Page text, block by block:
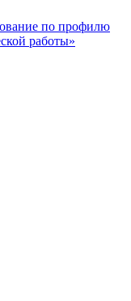
по профилю
работы»